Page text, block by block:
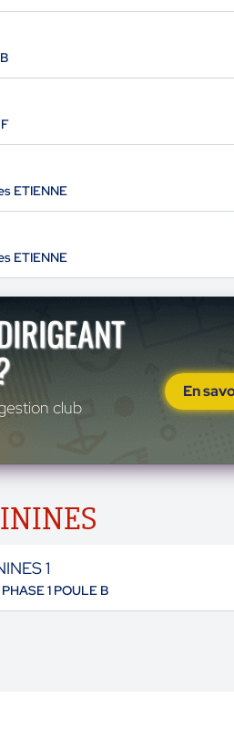
ETIENNE
ETIENNE
club
En
1
1 POULE B